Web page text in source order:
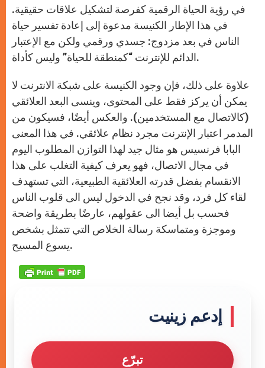
في رؤية الحياة الرقمية كفرصة لتشكيل علاقات حقيقية.
في هذا الإطار الكنيسة مدعوة إلى إعادة تفسير حياة
الناس في بعد مزدوج: جسدي ورقمي ولكن مع الإعتبار
الدائم للإنترنت “كمنطقة للحياة” وليس كأداة.
علاوة على ذلك، فإن وجود الكنيسة على شبكة الانترنت لا
يمكن أن يركز فقط على المحتوى، وينسى البعد العلائقي
(كالاتصال مع المستخدمين). والعكس أيضًا، فسيكون من
المدمر اعتبار الإنترنت مجرد نظام علائقي. في هذا المعنى
البابا فرنسيس هو مثال جيد لهذا التوازن المطلوب اليوم
في مجال الاتصال، فهو يعرف كيفية التغلب على هذا
الانقسام بفضل قدرته العلائقية الطبيعية، التي تستهدف
لقاء كل فرد، وقد نجح في الدخول ليس الى قلوب الناس
فحسب بل أيضا الى عقولهم، عارضًا بطريقة واضحة
وموجزة ومتماسكة رسالة الخلاص التي تتمثل بشخص
يسوع المسيح.
إدعم زينيت
تبرّع